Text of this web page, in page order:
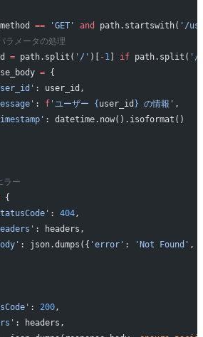
== 'GET' and path.startswith( '/
メータの処理
= path.split( '/' )[ -1] if path.split( '/
= {
: user_id,
: f'ユーザー {user_id } の情報' ,
: datetime.now().isoformat()
ー
{
: 404,
: headers,
: json.dumps({ 'error' : 'Not Found' ,
: 200,
: headers,